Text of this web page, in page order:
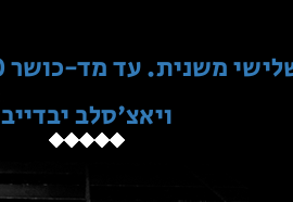
מד-כושר 1900 בשעה 18:30 פרסים כספיים!
ויאצ'סלב יבדייב